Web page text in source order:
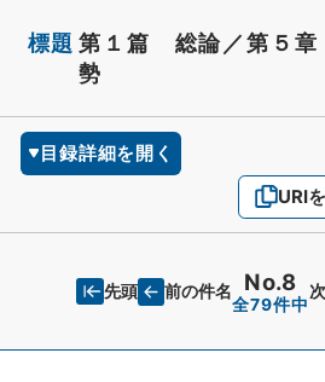
標題 第１篇 総論／第５
勢
目録詳細を開く
URI
先頭 前の件名 No.8
全79件中